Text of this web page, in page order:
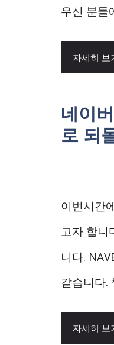
우신 분들
자세히 보
네이
로 되
이번시간
고자 합니
니다.
같습니다.
자세히 보